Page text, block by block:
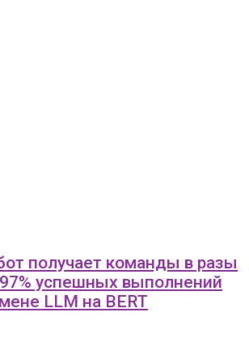
получает команды в разы
успешных выполнений
LLM на BERT